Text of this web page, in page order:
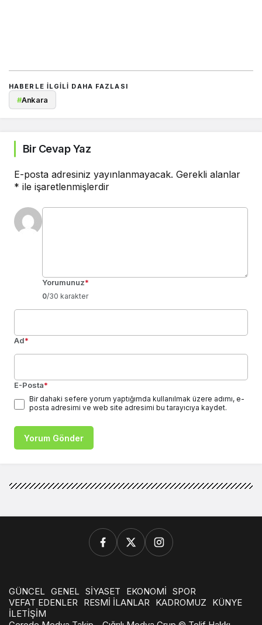
HABERLE ILGILI DAHA FAZLASI
#Ankara
Bir Cevap Yaz
E-posta adresiniz yayınlanmayacak. Gerekli alanlar
* ile işaretlenmişlerdir
Yorumunuz*
0/30 karakter
Ad*
E-Posta*
Bir dahaki sefere yorum yaptığımda kullanılmak üzere adımı, e-
posta adresimi ve web site adresimi bu tarayıcıya kaydet.
Yorum Gönder
GÜNCEL GENEL SİYASET EKONOMİ SPOR
VEFAT EDENLER RESMİ İLANLAR KADROMUZ
KÜNYE
İLETİŞİM